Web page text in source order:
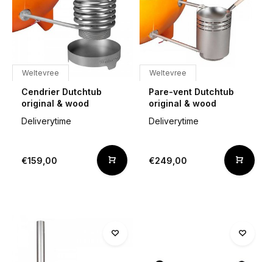
Weltevree
Cendrier Dutchtub
original & wood
Deliverytime
€159,00
Weltevree
Pare-vent Dutchtub
original & wood
Deliverytime
€249,00